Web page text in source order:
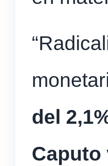
del
Caputo